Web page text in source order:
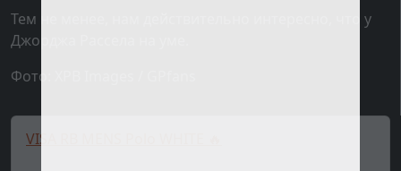
Тем не менее, нам действительно интересно, что у
Джорджа Рассела на уме.
Фото: XPB Images / GPfans
VISA RB MENS Polo WHITE 🔥